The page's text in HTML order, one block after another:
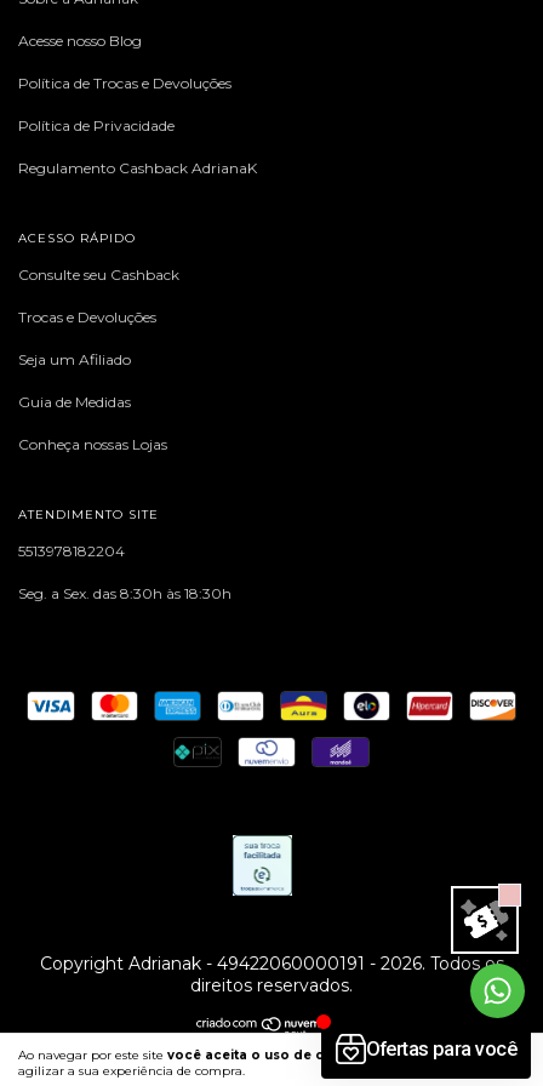
Ao navegar por este site você aceita o uso de cookiespara
agilizar a sua experiência de compra.
Acesse nosso Blog
Política de Trocas e Devoluções
Política de Privacidade
Regulamento Cashback AdrianaK
ACESSO RÁPIDO
Consulte seu Cashback
Trocas e Devoluções
Seja um Afiliado
Guia de Medidas
Conheça nossas Lojas
ATENDIMENTO SITE
5513978182204
Seg. a Sex. das 8:30h às 18:30h
Copyright Adrianak - 49422060000191 - 2026. Todos os
direitos reservados.